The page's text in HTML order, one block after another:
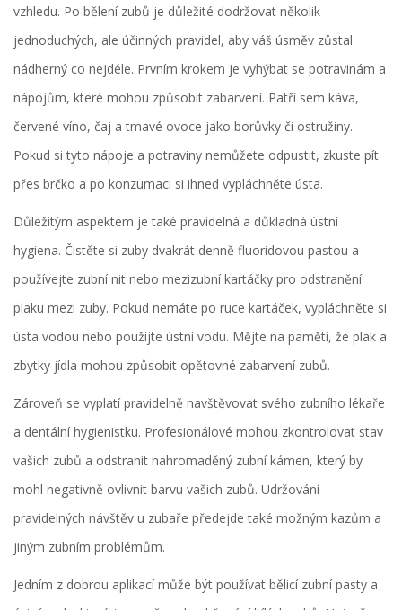
vzhledu. Po bělení zubů je důležité dodržovat několik
jednoduchých, ale účinných pravidel, aby váš úsměv zůstal
nádherný co nejdéle. Prvním krokem je vyhýbat se potravinám a
nápojům, které mohou způsobit zabarvení. Patří sem káva,
červené víno, čaj a tmavé ovoce jako borůvky či ostružiny.
Pokud si tyto nápoje a potraviny nemůžete odpustit, zkuste pít
přes brčko a po konzumaci si ihned vypláchněte ústa.
Důležitým aspektem je také pravidelná a důkladná ústní
hygiena. Čistěte si zuby dvakrát denně fluoridovou pastou a
používejte zubní nit nebo mezizubní kartáčky pro odstranění
plaku mezi zuby. Pokud nemáte po ruce kartáček, vypláchněte si
ústa vodou nebo použijte ústní vodu. Mějte na paměti, že plak a
zbytky jídla mohou způsobit opětovné zabarvení zubů.
Zároveň se vyplatí pravidelně navštěvovat svého zubního lékaře
a dentální hygienistku. Profesionálové mohou zkontrolovat stav
vašich zubů a odstranit nahromaděný zubní kámen, který by
mohl negativně ovlivnit barvu vašich zubů. Udržování
pravidelných návštěv u zubaře předejde také možným kazům a
jiným zubním problémům.
Jedním z dobrou aplikací může být používat bělicí zubní pasty a